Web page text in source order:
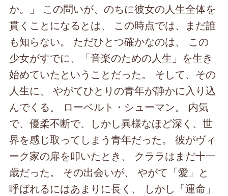
か。」 この問いが、のちに彼女の人生全体を
貫くことになるとは、 この時点では、まだ誰
も知らない。 ただひとつ確かなのは、 この
少女がすでに、「音楽のための人生」を生き
始めていたということだった。 そして、その
人生に、 やがてひとりの青年が静かに入り込
んでくる。 ローベルト・シューマン。 内気
で、優柔不断で、しかし異様なほど深く、世
界を感じ取ってしまう青年だった。 彼がヴィ
ーク家の扉を叩いたとき、 クララはまだ十一
歳だった。 その出会いが、 やがて「愛」と
呼ばれるにはあまりに長く、 しかし「運命」